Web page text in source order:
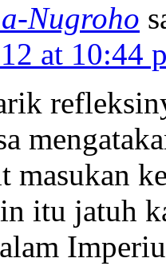
Nugroho
at 10:44
masukan
itu jatuh